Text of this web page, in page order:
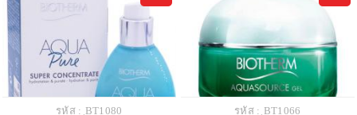
รหัส : ฺBT1080
รหัส : ฺBT1066